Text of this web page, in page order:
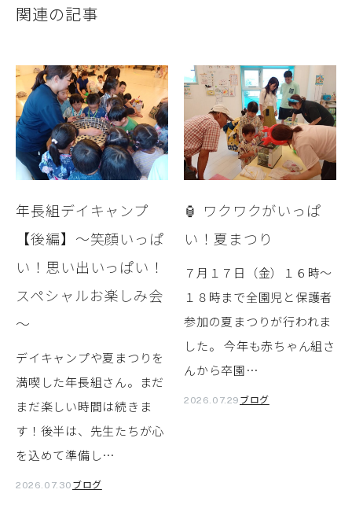
関連の記事
年長組デイキャンプ
【後編】～笑顔いっぱ
い！思い出いっぱい！
スペシャルお楽しみ会
～
デイキャンプや夏まつりを
満喫した年長組さん。まだ
まだ楽しい時間は続きま
す！後半は、先生たちが心
を込めて準備し…
2026.07.30 ブログ
🏮 ワクワクがいっぱ
い！夏まつり
７月１７日（金）１６時～
１８時まで全園児と保護者
参加の夏まつりが行われま
した。 今年も赤ちゃん組さ
んから卒園…
2026.07.29 ブログ